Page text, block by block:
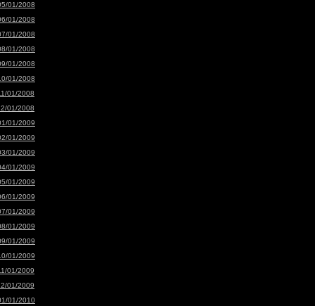
01/2008
01/2008
01/2008
01/2008
01/2008
01/2008
01/2008
01/2008
01/2009
01/2009
01/2009
01/2009
01/2009
01/2009
01/2009
01/2009
01/2009
01/2009
01/2009
01/2009
01/2010